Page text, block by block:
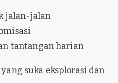
jalan-jalan
tantangan harian
suka eksplorasi dan